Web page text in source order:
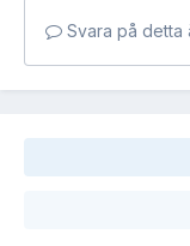
Svara på detta